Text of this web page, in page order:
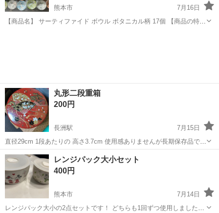
熊本市
7月16日
【商品名】 サーティファイド ボウル ボタニカル柄 17個 【商品の特
丸形二段重箱
200円
長洲駅
7月15日
直径29cm 1段あたりの 高さ3.7cm 使用感ありませんが長期保存品で
す。
熊本 玉名郡 長洲駅 食器
レンジパック大小セット
400円
熊本市
7月14日
レンジパック大小の2点セットです！ どちらも1回ずつ使用しました。